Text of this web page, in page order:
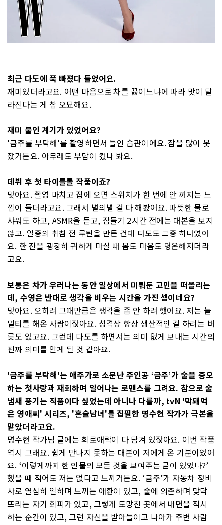
최근 다도에 푹 빠졌다 들었어요.
재미있더라고요. 어떤 마음으로 차를 끓이느냐에 따라 맛이 달
라진다는 게 참 오묘해요.
재미 붙인 계기가 있었어요?
'금주를 부탁해'를 촬영하면서 들인 습관이에요. 잠을 많이 못
잤거든요. 아무래도 부담이 컸나 봐요.
데뷔 후 첫 타이틀롤 작품이죠?
맞아요. 촬영 마치고 집에 오면 스위치가 한 번에 안 꺼지는 느
낌이 들더라고요. 그래서 별의별 걸 다 해봤어요. 따뜻한 물로
샤워도 하고, ASMR을 듣고, 잠들기 2시간 전에는 대본을 보지
않고. 일종의 취침 전 루틴을 만든 건데 다도도 그중 하나였어
요. 한 잔을 굉장히 귀하게 마실 때 몸도 마음도 평온해지더라
고요.
보통은 차가 우러나는 동안 일상에서 미뤄둔 고민을 떠올리는
데, 수영은 반대로 생각을 비우는 시간을 가진 셈이네요?
맞아요. 오히려 그때만큼은 생각을 좀 안 하려 했어요. 저는 늘
멀티를 해온 사람이잖아요. 성격상 항상 생산적인 걸 하려는 버
릇도 있고요. 그런데 다도를 하면서는 의미 없게 보내는 시간의
진짜 의미를 알게 된 것 같아요.
'금주를 부탁해'는 애주가로 소문난 주인공 ‘금주’가 술을 증오
하는 첫사랑과 재회하며 일어나는 로맨스를 그려요. 참으로 술
냄새 풍기는 작품이다 싶었는데 아니나 다를까, tvN '막돼먹
은 영애씨' 시리즈, '혼술남녀'를 집필한 명수현 작가가 극본을
맡았더라고요.
명수현 작가님 글에는 희로애락이 다 담겨 있잖아요. 이번 작품
역시 그래요. 쉽게 만나지 못하는 대본이 저에게 온 기분이었어
요. ‘이렇게까지 한 인물의 모든 것을 보여주는 글이 있었나?’
했을 때 적어도 저는 없다고 느끼거든요. ‘금주’가 자동차 정비
사로 열심히 일하며 느끼는 애환이 있고, 술에 의존하며 맞닥
뜨리는 자기 회피가 있고, 그렇게 도망친 곳에서 내면을 직시
하는 순간이 있고, 그런 자신을 받아들이고 나아가 주변 사람